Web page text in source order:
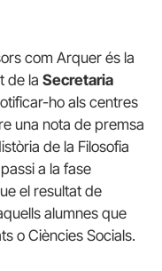
com Arquer és la
de la Secretaria
ho als centres
una nota de premsa
de la Filosofia
a la fase
el resultat de
alumnes que
o Ciències Socials.